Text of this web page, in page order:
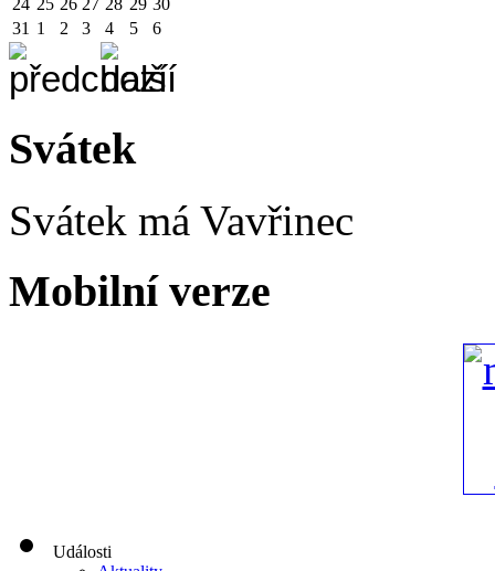
24 25 26 27 28 29 30
31 1 2 3 4 5 6
Svátek
Svátek má Vavřinec
Mobilní verze
Události